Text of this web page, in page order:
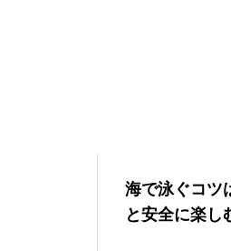
海で泳ぐコツ
と安全に楽し